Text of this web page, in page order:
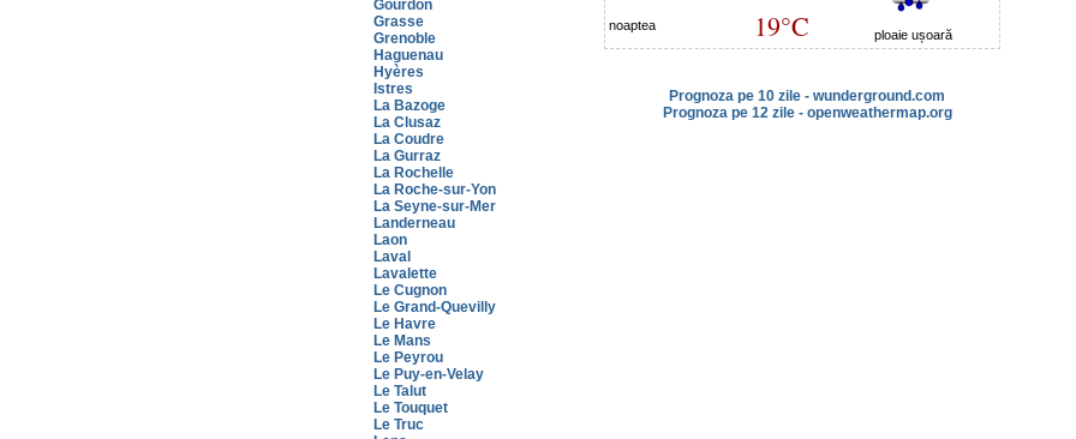
Gourdon
Grasse
Grenoble
Haguenau
Hyères
Istres
La Bazoge
La Clusaz
La Coudre
La Gurraz
La Rochelle
La Roche-sur-Yon
La Seyne-sur-Mer
Landerneau
Laon
Laval
Lavalette
Le Cugnon
Le Grand-Quevilly
Le Havre
Le Mans
Le Peyrou
Le Puy-en-Velay
Le Talut
Le Touquet
Le Truc
ploaie ușoară
noaptea 19°C
Prognoza pe 10 zile - wunderground.com
Prognoza pe 12 zile - openweathermap.org